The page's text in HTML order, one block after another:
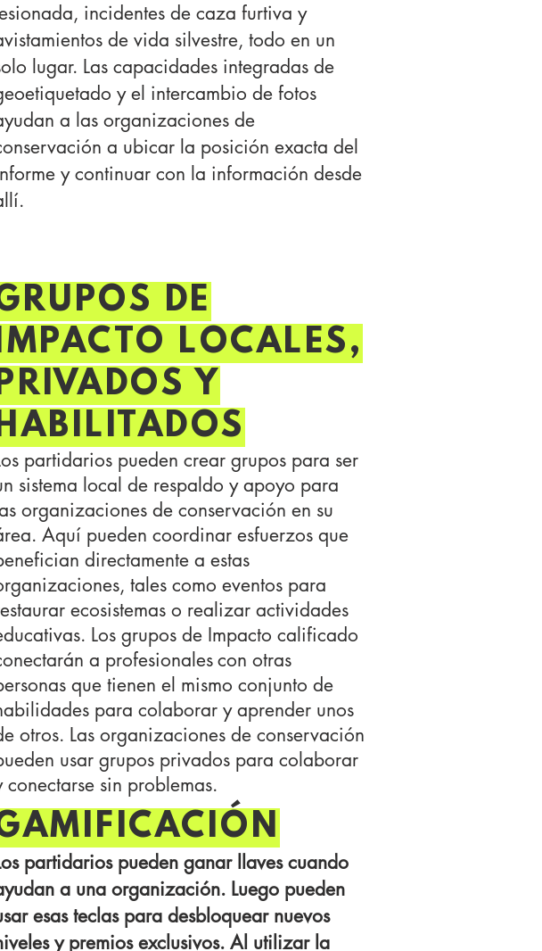
incidentes de caza furtiva y
de vida silvestre, todo en un
lugar. Las capacidades integradas de
y el intercambio de fotos
a las organizaciones de
a ubicar la posición exacta del
y continuar con la información desde
DE
LOCALES,
Y
partidarios pueden crear grupos para ser
sistema local de respaldo y apoyo para
organizaciones de conservación en su
Aquí pueden coordinar esfuerzos que
directamente a estas
tales como eventos para
ecosistemas o realizar actividades
Los grupos de Impacto calificado
a profesionalescon otras
que tienen el mismo conjunto de
para colaborar y aprender unos
otros. Las organizaciones de conservación
usar grupos privados para colaborar
conectarse sin problemas.
partidarios pueden ganar llaves cuando
a una organización. Luego pueden
esas teclas para desbloquear nuevos
y premios exclusivos. Al utilizar la